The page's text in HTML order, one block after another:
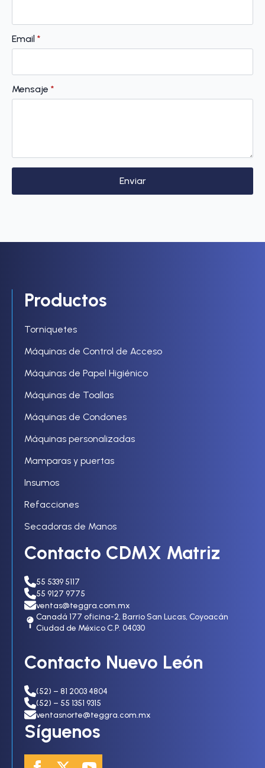
Email *
Mensaje *
Enviar
Productos
Torniquetes
Máquinas de Control de Acceso
Máquinas de Papel Higiénico
Máquinas de Toallas
Máquinas de Condones
Máquinas personalizadas
Mamparas y puertas
Insumos
Refacciones
Secadoras de Manos
Contacto CDMX Matriz
55 5339 5117
55 9127 9775
ventas@teggra.com.mx
Canadá 177 oficina-2, Barrio San Lucas, Coyoacán
Ciudad de México C.P. 04030
Contacto Nuevo León
(52) – 81 2003 4804
(52) – 55 1351 9315
ventasnorte@teggra.com.mx
Síguenos